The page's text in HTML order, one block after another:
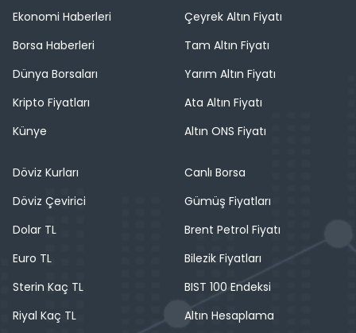
Ekonomi Haberleri
Borsa Haberleri
Dünya Borsaları
Kripto Fiyatları
Künye
Çeyrek Altın Fiyatı
Tam Altın Fiyatı
Yarım Altın Fiyatı
Ata Altın Fiyatı
Altın ONS Fiyatı
Döviz Kurları
Döviz Çevirici
Dolar TL
Euro TL
Sterin Kaç TL
Riyal Kaç TL
Canlı Borsa
Gümüş Fiyatları
Brent Petrol Fiyatı
Bilezik Fiyatları
BIST 100 Endeksi
Altın Hesaplama